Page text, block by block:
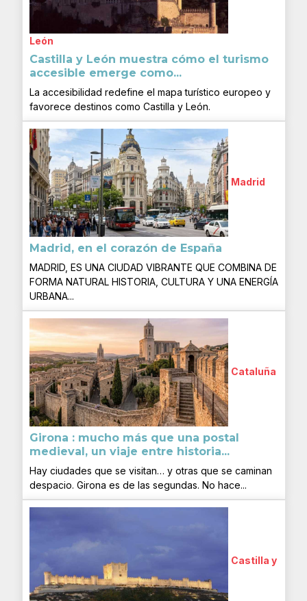
León
Castilla y León muestra cómo el turismo
accesible emerge como...
La accesibilidad redefine el mapa turístico europeo y
favorece destinos como Castilla y León.
Madrid
Madrid, en el corazón de España
MADRID, ES UNA CIUDAD VIBRANTE QUE COMBINA DE
FORMA NATURAL HISTORIA, CULTURA Y UNA ENERGÍA
URBANA...
Cataluña
Girona : mucho más que una postal
medieval, un viaje entre historia...
Hay ciudades que se visitan… y otras que se caminan
despacio. Girona es de las segundas. No hace...
Castilla y